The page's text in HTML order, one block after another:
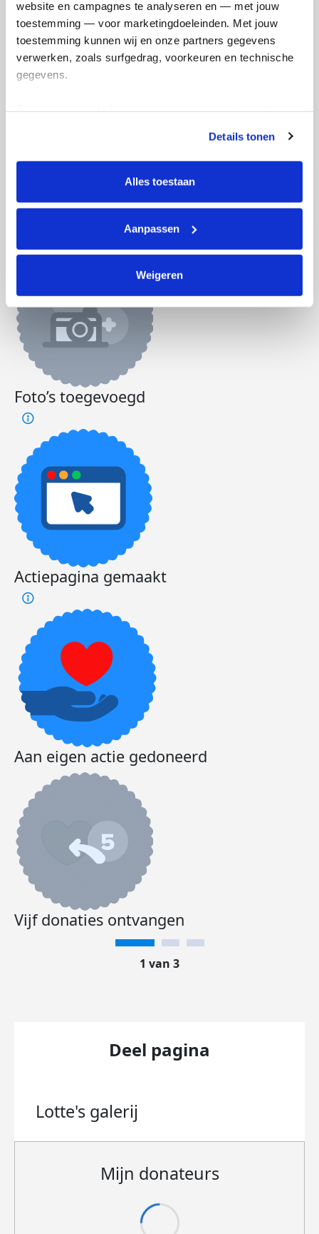
website en campagnes te analyseren en — met jouw
toestemming — voor marketingdoeleinden. Met jouw
toestemming kunnen wij en onze partners gegevens
verwerken, zoals surfgedrag, voorkeuren en technische
gegevens.
tonen. Je kunt je toestemming op elk moment wijzigen of
intrekken via Cookie instellingen onderaan de pagina. De
lijst met cookies is te vinden in het tabblad “details”.
Details tonen
Alles toestaan
Aanpassen
Weigeren
Doneer nu
€34 €33
Lotte's badges
Foto’s toegevoegd
Actiepagina gemaakt
Aan eigen actie gedoneerd
Vijf donaties ontvangen
1 van 3
Deel pagina
Lotte's galerij
Mijn donateurs